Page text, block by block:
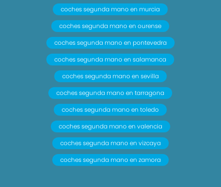
coches segunda mano en murcia
coches segunda mano en ourense
coches segunda mano en pontevedra
coches segunda mano en salamanca
coches segunda mano en sevilla
coches segunda mano en tarragona
coches segunda mano en toledo
coches segunda mano en valencia
coches segunda mano en vizcaya
coches segunda mano en zamora